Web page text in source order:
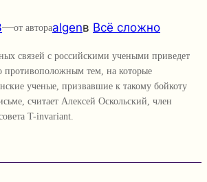
—от автораalgenв Всё сложно
связей с российскими учеными приведет
противоположным тем, на которые
ученые, призвавшие к такому бойкоту
считает Алексей Оскольский, член
T-invariant.